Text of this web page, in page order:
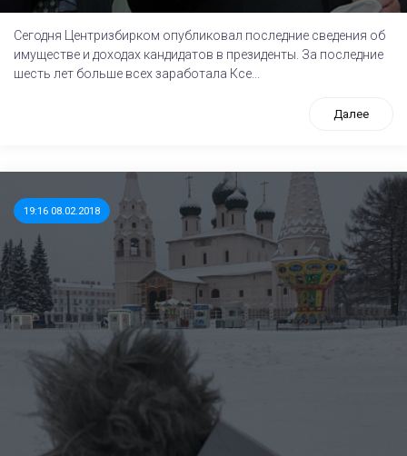
Сегодня Центризбирком опубликовал последние сведения об
имуществе и доходах кандидатов в президенты. За последние
шесть лет больше всех заработала Ксе...
Далее
19:16 08.02.2018